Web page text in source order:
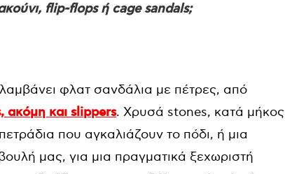
flip-flops ή cage sandals;
φλατ σανδάλια με πέτρες, από
ακόμη και slippers. Xρυσά stones, κατά μήκος
που αγκαλιάζουν το πόδι, ή μια
μας, για μια πραγματικά ξεχωριστή